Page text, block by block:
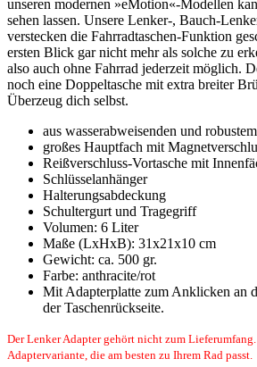
unseren modernen »eMotion«-Modellen
sehen lassen. Unsere Lenker-, Bauch-
verstecken die Fahrradtaschen-Funktion
ersten Blick gar nicht mehr als solche zu
also auch ohne Fahrrad jederzeit möglich.
noch eine Doppeltasche mit extra breiter
Überzeug dich selbst.
aus wasserabweisenden und
großes Hauptfach mit
Reißverschluss-Vortasche mit
Schlüsselanhänger
Halterungsabdeckung
Schultergurt und Tragegriff
Volumen: 6 Liter
Maße (LxHxB): 31x21x10 cm
Gewicht: ca. 500 gr.
Farbe: anthracite/rot
Mit Adapterplatte zum Anklicken an
der Taschenrückseite.
Der Lenker Adapter gehört nicht zum
Adaptervariante, die am besten zu Ihrem Rad passt.